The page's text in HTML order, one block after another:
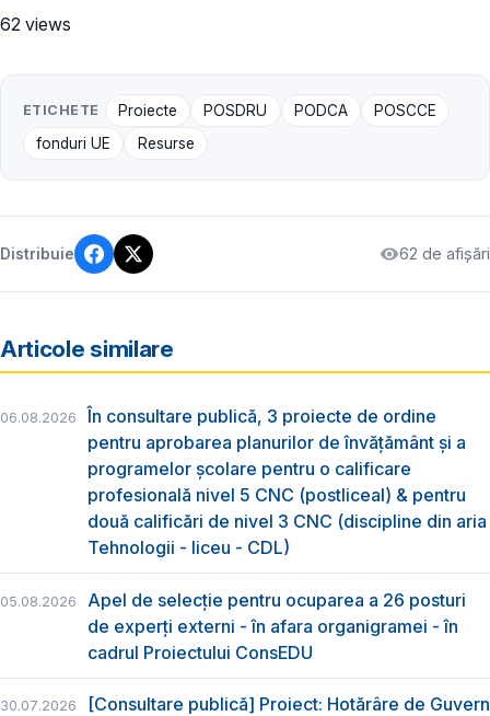
62 views
ETICHETE Proiecte POSDRU PODCA
POSCCE
fonduri UE
Resurse
Distribuie 62 de afișări
Articole similare
06.08.2026
În consultare publică, 3 proiecte de ordine
pentru aprobarea planurilor de învățământ și a
programelor școlare pentru o calificare
profesională nivel 5 CNC (postliceal) & pentru
două calificări de nivel 3 CNC (discipline din aria
Tehnologii - liceu - CDL)
05.08.2026
Apel de selecție pentru ocuparea a 26 posturi
de experți externi - în afara organigramei - în
cadrul Proiectului ConsEDU
30.07.2026
[Consultare publică] Proiect: Hotărâre de Guvern